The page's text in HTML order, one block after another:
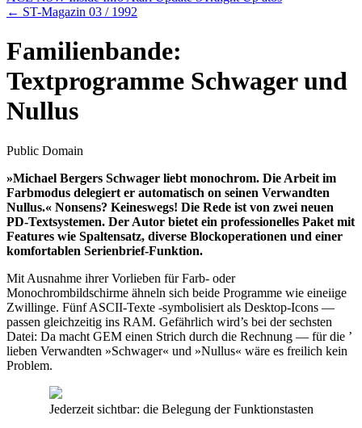
← ST-Magazin 03 / 1992
Familienbande:
Textprogramme Schwager und
Nullus
Public Domain
»Michael Bergers Schwager liebt monochrom. Die Arbeit im
Farbmodus delegiert er automatisch on seinen Verwandten
Nullus.« Nonsens? Keineswegs! Die Rede ist von zwei neuen
PD-Textsystemen. Der Autor bietet ein professionelles Paket mit
Features wie Spaltensatz, diverse Blockoperationen und einer
komfortablen Serienbrief-Funktion.
Mit Ausnahme ihrer Vorlieben für Farb- oder
Monochrombildschirme ähneln sich beide Programme wie eineiige
Zwillinge. Fünf ASCII-Texte -symbolisiert als Desktop-Icons —
passen gleichzeitig ins RAM. Gefährlich wird’s bei der sechsten
Datei: Da macht GEM einen Strich durch die Rechnung — für die ’
lieben Verwandten »Schwager« und »Nullus« wäre es freilich kein
Problem.
Jederzeit sichtbar: die Belegung der Funktionstasten